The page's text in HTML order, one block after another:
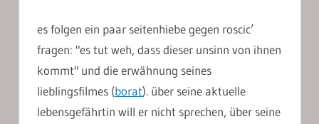
es folgen ein paar seitenhiebe gegen roscic’
fragen: "es tut weh, dass dieser unsinn von ihnen
kommt" und die erwähnung seines
lieblingsfilmes (borat). über seine aktuelle
lebensgefährtin will er nicht sprechen, über seine